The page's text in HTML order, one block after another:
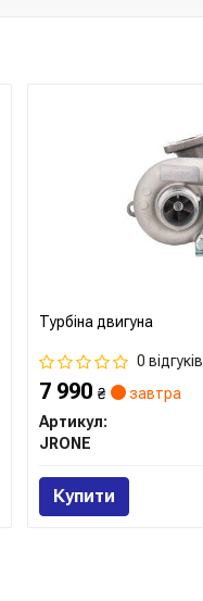
Турбіна двигуна
0 відгуків
7 990 ₴
завтра
Артикул:
JRONE
Купити